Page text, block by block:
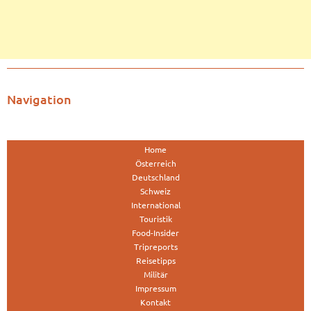
Navigation
Home
Österreich
Deutschland
Schweiz
International
Touristik
Food-Insider
Tripreports
Reisetipps
Militär
Impressum
Kontakt